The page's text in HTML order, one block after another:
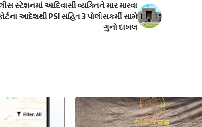
સ્ટેશનમાં આદિવાસી વ્યક્તિને માર મારવા
આદેશથી PSI સહિત 3 પોલીસકર્મી સામે
ગુનો દાખલ